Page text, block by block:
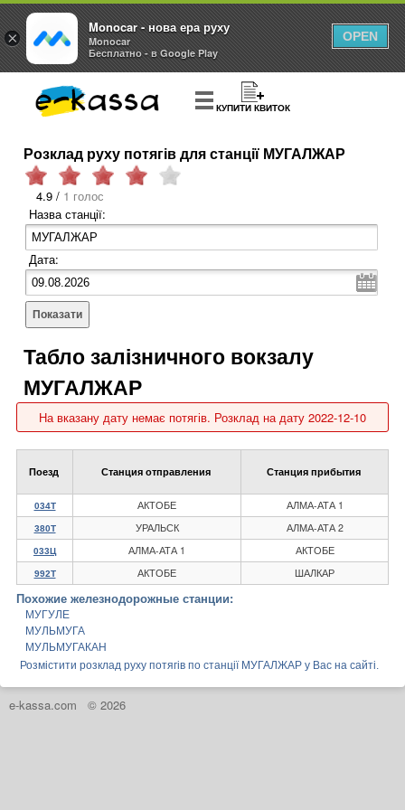
КУПИТИ КВИТОК
Розклад руху потягів для станції МУГАЛЖАР
4.9 / 1 голос
Назва станції:
Дата:
Показати
Табло залізничного вокзалу
МУГАЛЖАР
На вказану дату немає потягів. Розклад на дату 2022-12-10
Поезд Станция отправления Станция прибытия
034Т АКТОБЕ АЛМА-АТА 1
380Т УРАЛЬСК АЛМА-АТА 2
033Ц АЛМА-АТА 1 АКТОБЕ
992Т АКТОБЕ ШАЛКАР
Похожие железнодорожные станции:
МУГУЛЕ
МУЛЬМУГА
МУЛЬМУГАКАН
Розмістити розклад руху потягів по станції МУГАЛЖАР у Вас на сайті.
e-kassa.com © 2026
×
Monocar - нова ера руху
Monocar
Бесплатно - в Google Play
OPEN